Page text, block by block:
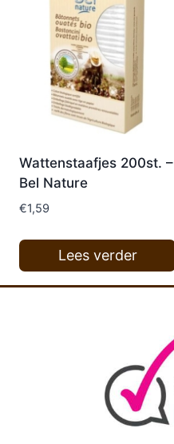
Wattenstaafjes 200st. –
Bel Nature
€1,59
Lees verder